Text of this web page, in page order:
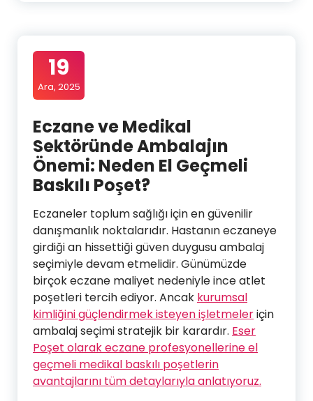
19
Ara, 2025
Eczane ve Medikal
Sektöründe Ambalajın
Önemi: Neden El Geçmeli
Baskılı Poşet?
Eczaneler toplum sağlığı için en güvenilir
danışmanlık noktalarıdır. Hastanın eczaneye
girdiği an hissettiği güven duygusu ambalaj
seçimiyle devam etmelidir. Günümüzde
birçok eczane maliyet nedeniyle ince atlet
poşetleri tercih ediyor. Ancak kurumsal
kimliğini güçlendirmek isteyen işletmeleriçin
ambalaj seçimi stratejik bir karardır. Eser
Poşet olarak eczane profesyonellerine el
geçmeli medikal baskılı poşetlerin
avantajlarını tüm detaylarıyla anlatıyoruz.